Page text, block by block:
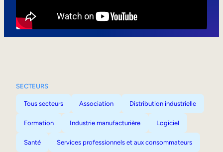
SECTEURS
Tous secteurs Association Distribution industrielle
Formation Industrie manufacturière Logiciel
Santé Services professionnels et aux consommateurs